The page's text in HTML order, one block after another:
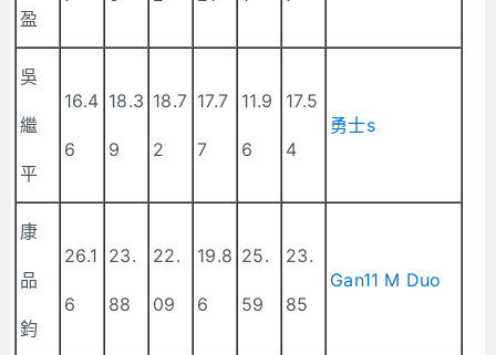
盈
吳
繼
平
16.4
6
18.3
9
18.7
2
17.7
7
11.9
6
17.5
4
勇士s
康
品
鈞
26.1
6
23.
88
22.
09
19.8
6
25.
59
23.
85
Gan11 M Duo